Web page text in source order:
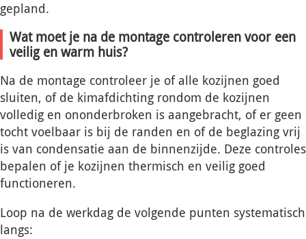
gepland.
Wat moet je na de montage controleren voor een
veilig en warm huis?
Na de montage controleer je of alle kozijnen goed
sluiten, of de kimafdichting rondom de kozijnen
volledig en ononderbroken is aangebracht, of er geen
tocht voelbaar is bij de randen en of de beglazing vrij
is van condensatie aan de binnenzijde. Deze controles
bepalen of je kozijnen thermisch en veilig goed
functioneren.
Loop na de werkdag de volgende punten systematisch
langs: